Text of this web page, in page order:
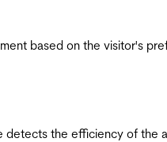
based on the visitor's
the efficiency of the